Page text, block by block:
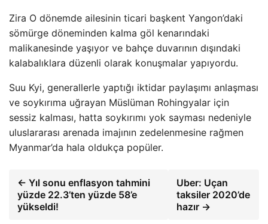
Zira O dönemde ailesinin ticari başkent Yangon’daki
sömürge döneminden kalma göl kenarındaki
malikanesinde yaşıyor ve bahçe duvarının dışındaki
kalabalıklara düzenli olarak konuşmalar yapıyordu.
Suu Kyi, generallerle yaptığı iktidar paylaşımı anlaşması
ve soykırıma uğrayan Müslüman Rohingyalar için
sessiz kalması, hatta soykırımı yok sayması nedeniyle
uluslararası arenada imajının zedelenmesine rağmen
Myanmar’da hala oldukça popüler.
← Yıl sonu enflasyon tahmini
yüzde 22.3’ten yüzde 58’e
yükseldi!
Uber: Uçan
taksiler 2020’de
hazır →